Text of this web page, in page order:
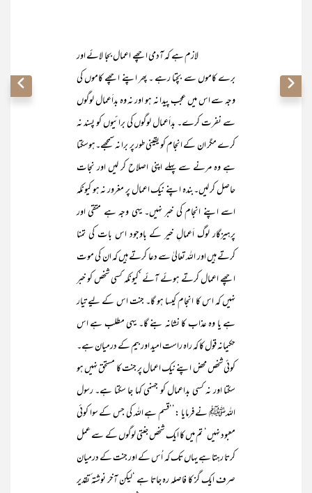
لازم ہے کہ آدمی اچھے اعمال بجا لائے اور
برے کاموں سے بچتا رہے ۔ پھر اپنے اچھے کاموں کی
وجہ سے اس میں عجب پیدا نہ ہو اور نہ وہ بداَعمال لوگوں
سے نفرت کرے۔ بداَعمال لوگوں کی برائیوں کو پسند نہ
کرے مگر ان کے انجام کو یقینی طور پر برا نہ سمجھے۔ہوسکتا
ہے وہ مرنے سے پہلے اپنی اصلاح کر لیں اور نجات
حاصل کر لیں۔بندہ اپنے نیک اعمال پر مغرور نہ ہو کیونکہ
اسے اپنے انجام کی خبر نہیں۔ یہی وجہ ہے متقی اور
پرہیزگار لوگ اَعمالِ خیر کے باوجود اس بات کی تمنا
کرتے ہیں اور اللہ تعالیٰ سے دعا کرتے ہیں کہ ان کی موت
اچھے اعمال کرتے ہوئے آئے ‘کیونکہ کسی شخص کو خبر
نہیں کہ اس کا انجام کیسا ہو گا۔ جنت اس کے لیے تیار
ہے یا وہ عذاب کا نشانہ بنے گا۔ یہی مطلب ہے اس
حکیمانہ قول کا کہ راہ راست امید اور بیم کے درمیان ہے۔
کوئی شخص محض اپنے نیک اعمال پر جنت کا مستحق نہیں ہو
سکتا اور نہ کسی بداعمال کو جہنمی کہا جا سکتا ہے۔ رسول
اللہﷺ نے فرمایا :’’قسم ہے اللہ کی جس کے سوا کوئی
معبود نہیں‘ تم میں کا ایک شخص جنتی لوگوں کے سے عمل
کرتا رہتا ہے یہاں تک کہ اُس کے اور جنت کے درمیان
صرف ایک گز کا فاصلہ رہ جاتا ہے ‘لیکن آخر نوشتہ ٔتقدیر